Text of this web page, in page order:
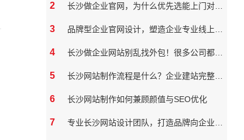
2
3
4
5
6 长沙网站制作如何兼顾颜值与SEO优化
7